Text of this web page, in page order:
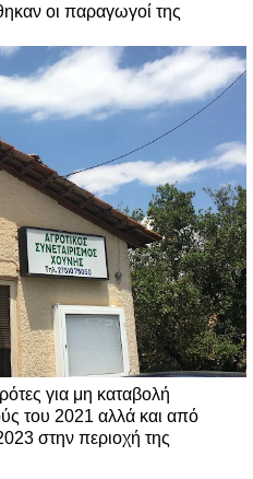
οι παραγωγοί της
για μη καταβολή
του 2021 αλλά και από
στην περιοχή της